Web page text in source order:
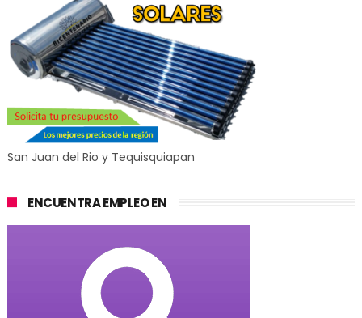
San Juan del Rio y Tequisquiapan
ENCUENTRA EMPLEO EN